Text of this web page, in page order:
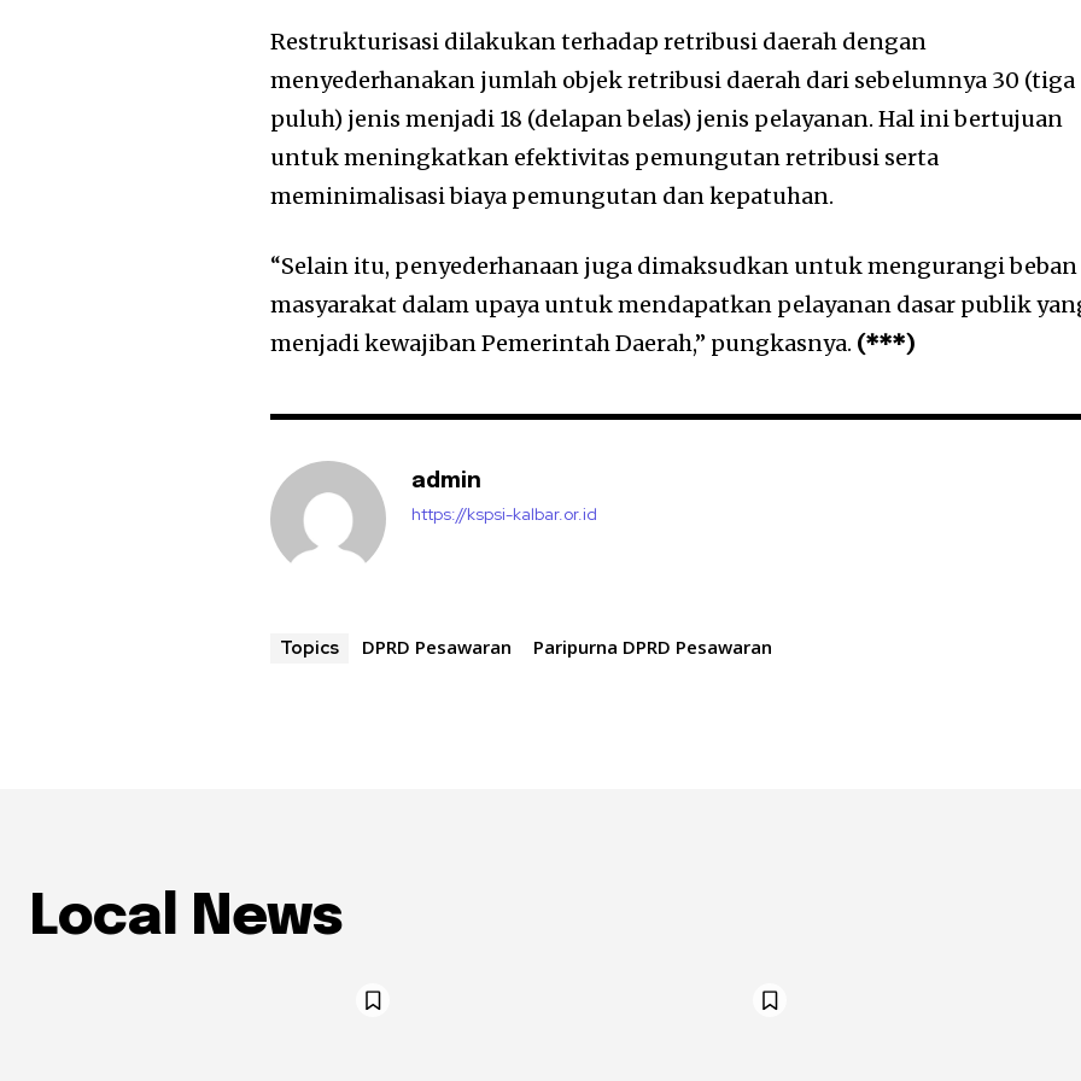
Restrukturisasi dilakukan terhadap retribusi daerah dengan
menyederhanakan jumlah objek retribusi daerah dari sebelumnya 30 (tiga
puluh) jenis menjadi 18 (delapan belas) jenis pelayanan. Hal ini bertujuan
untuk meningkatkan efektivitas pemungutan retribusi serta
meminimalisasi biaya pemungutan dan kepatuhan.
“Selain itu, penyederhanaan juga dimaksudkan untuk mengurangi beban
masyarakat dalam upaya untuk mendapatkan pelayanan dasar publik
menjadi kewajiban Pemerintah Daerah,” pungkasnya. (***)
admin
https://kspsi-kalbar.or.id
Topics DPRD Pesawaran Paripurna DPRD Pesawaran
Local News